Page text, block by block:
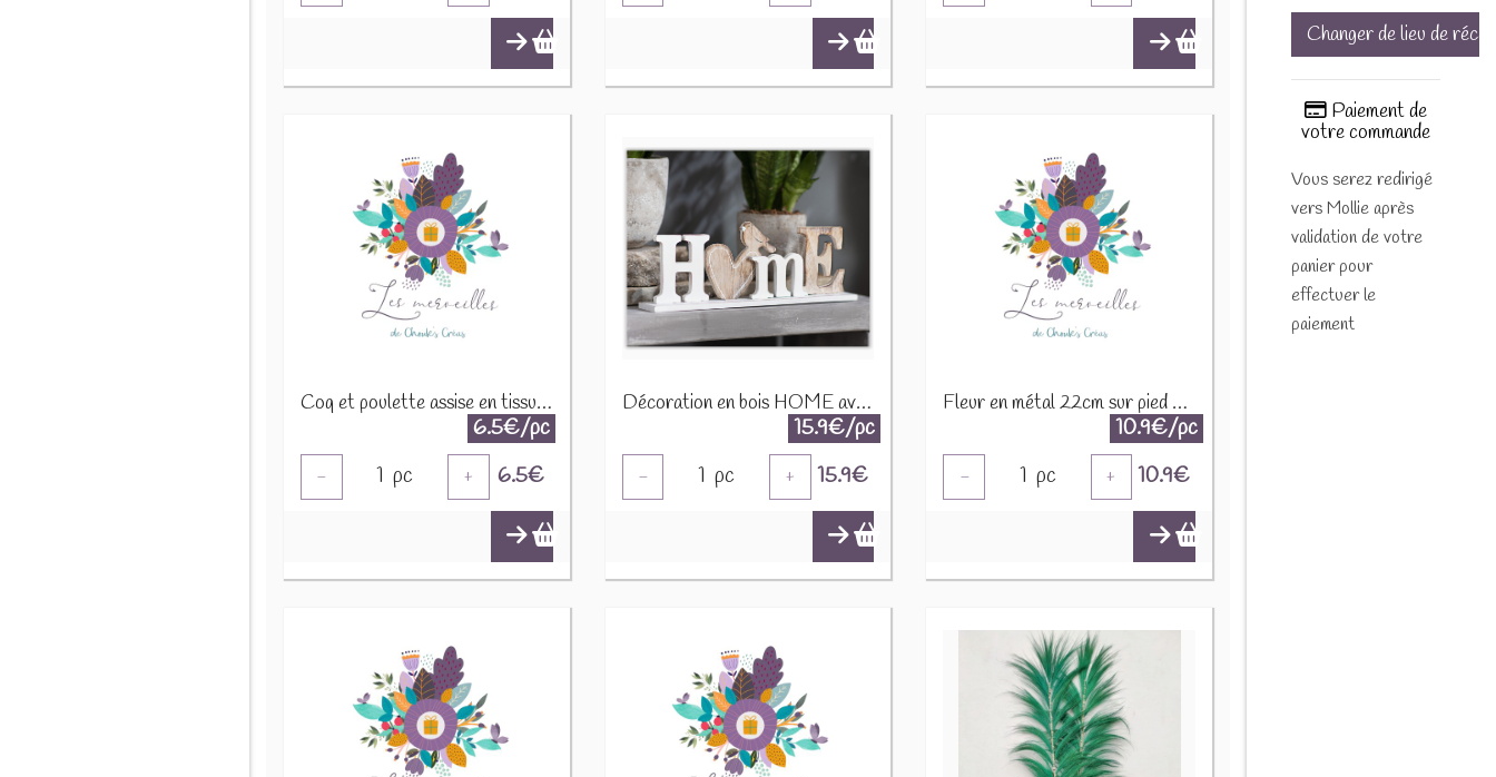
Coq et poulette assise en tissu 45041 ass
6.5€/pc
- 1 pc + 6.5€
Décoration en bois HOME avec coeur et oiseau 770304
15.9€/pc
- 1 pc + 15.9€
Fleur en métal 22cm sur pied en bois 45886
10.9€/pc
- 1 pc + 10.9€
Changer de lieu de
Paiement de
votre commande
Vous serez redirigé
vers Mollie après
validation de votre
panier pour
effectuer le
paiement